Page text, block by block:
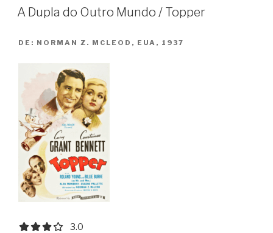
A Dupla do Outro Mundo / Topper
DE: NORMAN Z. MCLEOD, EUA, 1937
3.0 out of 5.0 stars
3.0